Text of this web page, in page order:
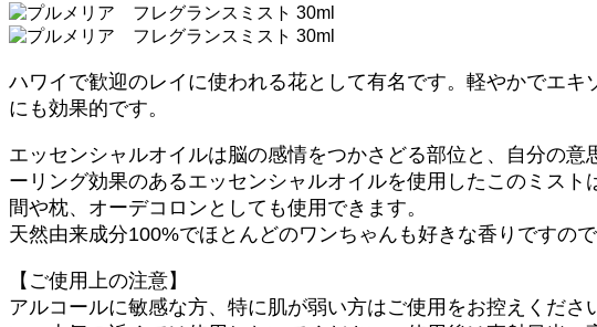
ハワイで歓迎のレイに使われる花として有名です。軽やかでエ
にも効果的です。
エッセンシャルオイルは脳の感情をつかさどる部位と、自分の
ーリング効果のあるエッセンシャルオイルを使用したこのミス
間や枕、オーデコロンとしても使用できます。
天然由来成分100%でほとんどのワンちゃんも好きな香りですの
【ご使用上の注意】
アルコールに敏感な方、特に肌が弱い方はご使用をお控えくだ